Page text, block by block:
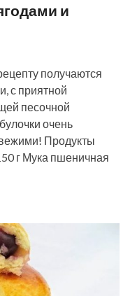
и
получаются
с приятной
песочной
очень
Продукты
г Мука пшеничная